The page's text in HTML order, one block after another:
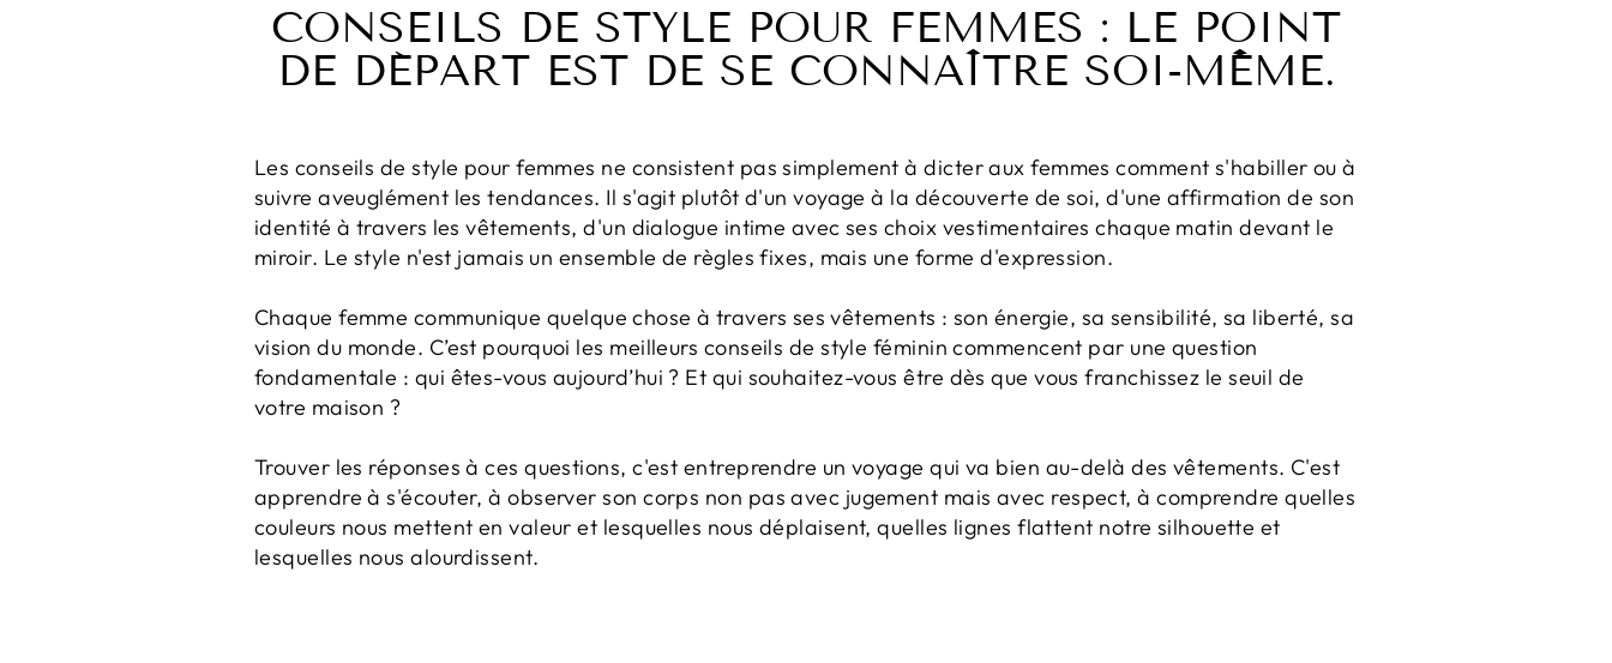
CONSEILS DE STYLE POUR FEMMES : LE POINT
DE DÉPART EST DE SE CONNAÎTRE SOI-MÊME.
Les conseils de style pour femmes ne consistent pas simplement à dicter aux femmes comment s'habiller ou à
suivre aveuglément les tendances. Il s'agit plutôt d'un voyage à la découverte de soi, d'une affirmation de son
identité à travers les vêtements, d'un dialogue intime avec ses choix vestimentaires chaque matin devant le
miroir. Le style n'est jamais un ensemble de règles fixes, mais une forme d'expression.
Chaque femme communique quelque chose à travers ses vêtements : son énergie, sa sensibilité, sa liberté, sa
vision du monde. C’est pourquoi les meilleurs conseils de style féminin commencent par une question
fondamentale : qui êtes-vous aujourd’hui ? Et qui souhaitez-vous être dès que vous franchissez le seuil de
votre maison ?
Trouver les réponses à ces questions, c'est entreprendre un voyage qui va bien au-delà des vêtements. C'est
apprendre à s'écouter, à observer son corps non pas avec jugement mais avec respect, à comprendre quelles
couleurs nous mettent en valeur et lesquelles nous déplaisent, quelles lignes flattent notre silhouette et
lesquelles nous alourdissent.